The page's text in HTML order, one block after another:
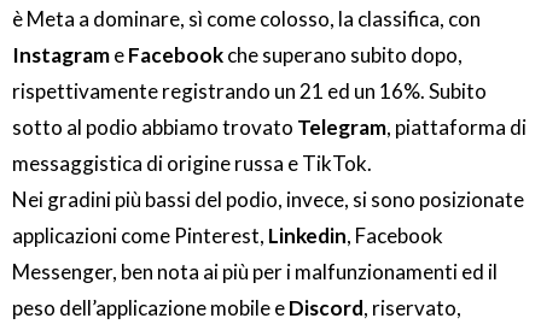
è Meta a dominare, sì come colosso, la classifica, con
InstagrameFacebookche superano subito dopo,
rispettivamente registrando un 21 ed un 16%. Subito
sotto al podio abbiamo trovato Telegram, piattaforma di
messaggistica di origine russa e TikTok.
Nei gradini più bassi del podio, invece, si sono posizionate
applicazioni come Pinterest, Linkedin, Facebook
Messenger, ben nota ai più per i malfunzionamenti ed il
peso dell’applicazione mobile eDiscord, riservato,